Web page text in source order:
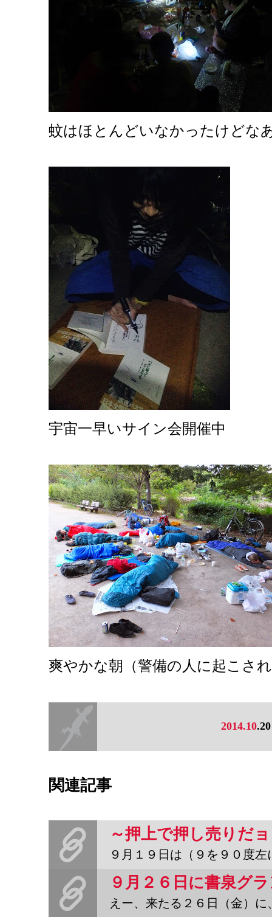
蚊はほとんどいなかったけどな
宇宙一早いサイン会開催中
爽やかな朝（警備の人に起こさ
2014.10.20
関連記事
９月１９日は（９を９０度左に回転させて）「のじゅくの日」。年に
えー、来たる２６日（金）に、神保町のスバラシイ書泉グランデさん